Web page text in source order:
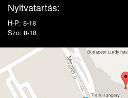
Nyitvatartás:
H-P: 8-18
Szo: 8-18